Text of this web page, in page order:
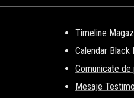
Timeline
Calendar Black
Comunicate de
Mesaje